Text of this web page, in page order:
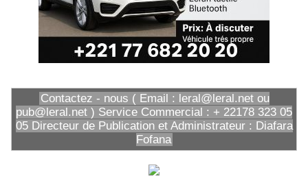
Contactez - nous ( Email : leral@leral.net ou
pub@leral.net ) Service Commercial : + 22178 323 05
05 Directeur de Publication et Administrateur : Diafara
Fofana